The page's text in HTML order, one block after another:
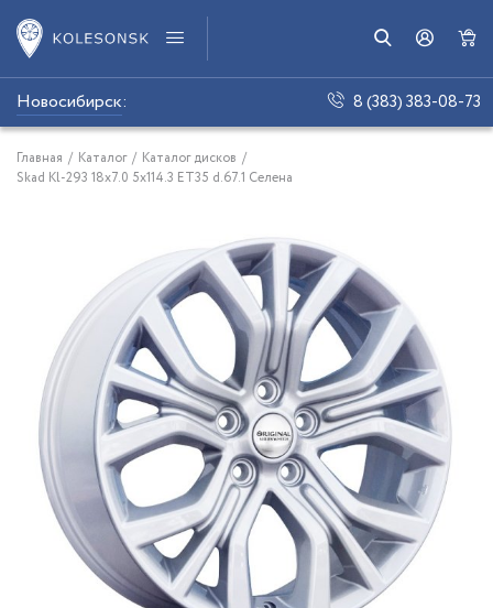
Новосибирск: 8 (383) 383-08-73
Главная / Каталог / Каталог дисков /
Skad Kl-293 18x7.0 5x114.3 ET35 d.67.1 Селена